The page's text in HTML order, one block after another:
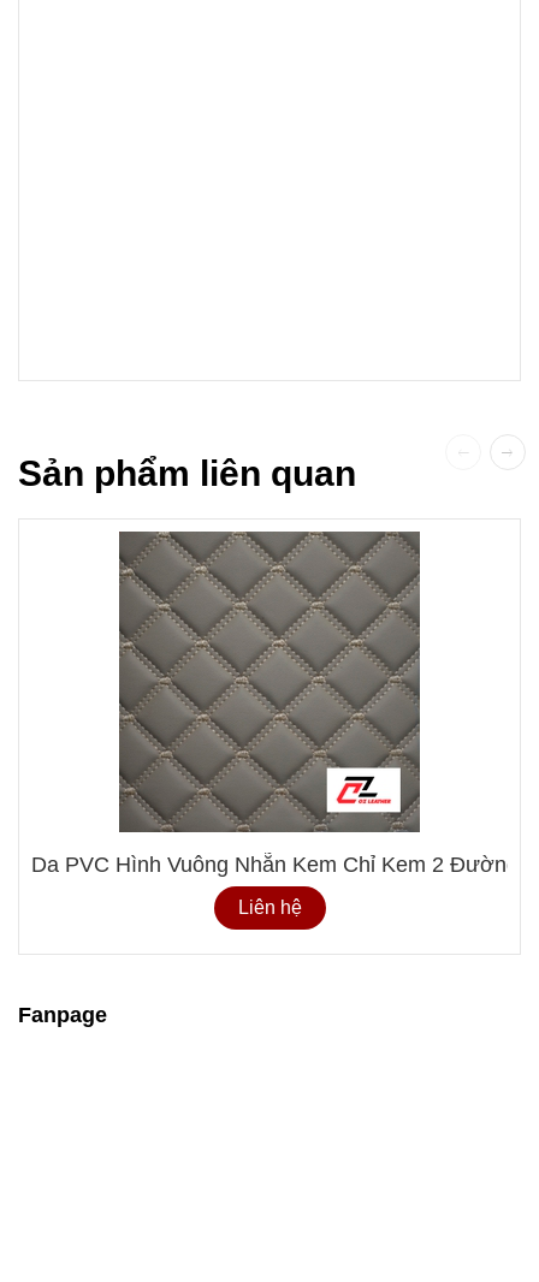
Sản phẩm liên quan
Da PVC Hình Vuông Nhẵn Kem Chỉ Kem 2 Đường
Liên hệ
Fanpage